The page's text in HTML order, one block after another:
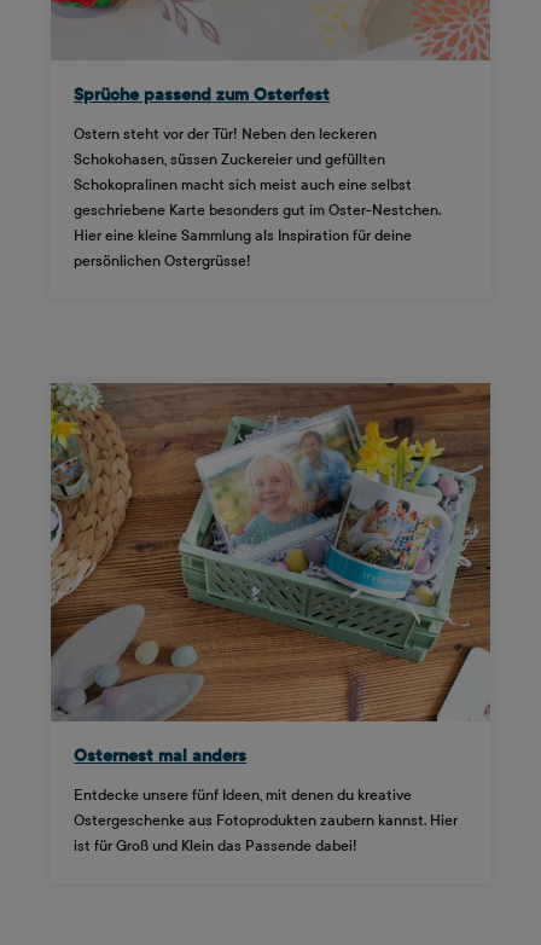
Sprüche passend zum Osterfest
Ostern steht vor der Tür! Neben den leckeren
Schokohasen, süssen Zuckereier und gefüllten
Schokopralinen macht sich meist auch eine selbst
geschriebene Karte besonders gut im Oster-Nestchen.
Hier eine kleine Sammlung als Inspiration für deine
persönlichen Ostergrüsse!
Osternest mal anders
Entdecke unsere fünf Ideen, mit denen du kreative
Ostergeschenke aus Fotoprodukten zaubern kannst. Hier
ist für Groß und Klein das Passende dabei!